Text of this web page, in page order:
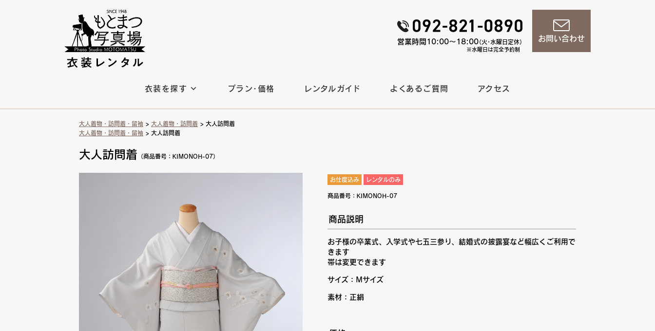
お問い合わせ
営業時間10:00〜18:00（火・水曜日定休）
※水曜日は完全予約制
衣装を探す プラン・価格 レンタルガイド よくあるご質問 アクセス
大人着物・訪問着・留袖 > 大人着物・訪問着 > 大人訪問着
大人着物・訪問着・留袖 > 大人訪問着
大人訪問着 （商品番号：KIMONOH-07）
お仕度込み レンタルのみ
商品番号： KIMONOH-07
商品説明
お子様の卒業式、入学式や七五三参り、結婚式の披露宴など幅広くご利用で
きます
帯は変更できます
サイズ：Mサイズ
素材：正絹